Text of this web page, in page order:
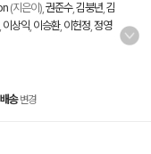
(지은이), 권준수, 김붕년 김
이상익 이승환, 이헌정 정영
송 변경